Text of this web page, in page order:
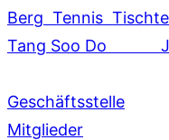
Berg Tennis
Tang Soo Do
Geschäftsstelle
Mitglieder